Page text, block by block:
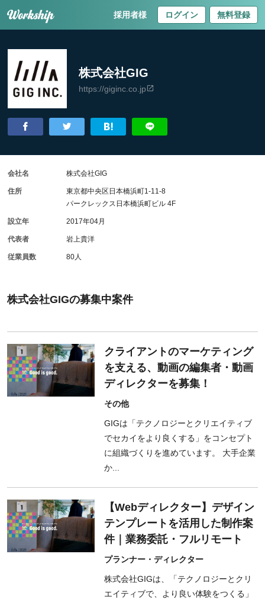
採用者様 ログイン 無料登録
株式会社GIG
https://giginc.co.jp
株式会社GIGの募集中案件
クライアントのマーケティング
を支える、動画の編集者・動画
ディレクターを募集！
その他
GIGは「テクノロジーとクリエイティブ
でセカイをより良くする」をコンセプト
に組織づくりを進めています。 大手企業
か...
【Webディレクター】デザイン
テンプレートを活用した制作案
件｜業務委託・フルリモート
プランナー・ディレクター
株式会社GIGは、「テクノロジーとクリ
エイティブで、より良い体験をつくる」
会社名 株式会社GIG
住所
東京都中央区日本橋浜町1-11-8
パークレックス日本橋浜町ビル 4F
設立年 2017年04月
代表者 岩上貴洋
従業員数 80人